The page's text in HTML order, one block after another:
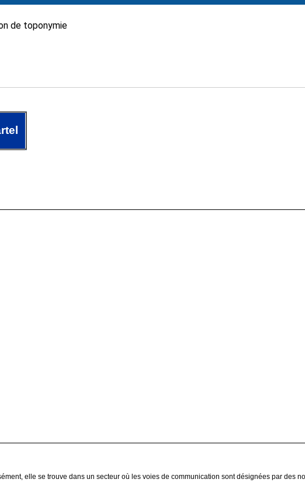
de toponymie
elle se trouve dans un secteur où les voies de communication sont désignées par des